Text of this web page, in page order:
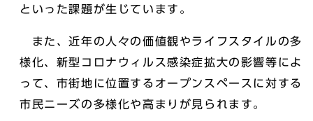
といった課題が生じています。
また、近年の人々の価値観やライフスタイルの多
様化、新型コロナウィルス感染症拡大の影響等によ
って、市街地に位置するオープンスペースに対する
市民ニーズの多様化や高まりが見られます。